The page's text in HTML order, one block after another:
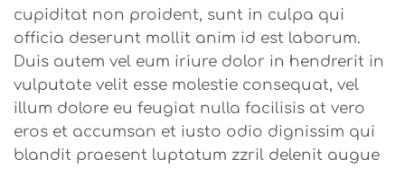
cupiditat non proident, sunt in culpa qui
officia deserunt mollit anim id est laborum.
Duis autem vel eum iriure dolor in hendrerit in
vulputate velit esse molestie consequat, vel
illum dolore eu feugiat nulla facilisis at vero
eros et accumsan et iusto odio dignissim qui
blandit praesent luptatum zzril delenit augue